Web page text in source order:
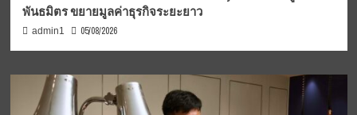
พันธมิตร ขยายมูลค่าธุรกิจระยะยาว
admin1 05/08/2026